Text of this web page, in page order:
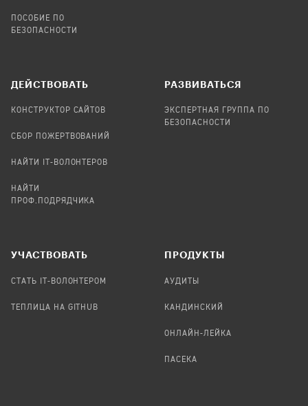
ПОСОБИЕ ПО
БЕЗОПАСНОСТИ
ДЕЙСТВОВАТЬ
КОНСТРУКТОР САЙТОВ
СБОР ПОЖЕРТВОВАНИЙ
НАЙТИ IT-ВОЛОНТЕРОВ
НАЙТИ
ПРОФ.ПОДРЯДЧИКА
РАЗВИВАТЬСЯ
ЭКСПЕРТНАЯ ГРУППА ПО
БЕЗОПАСНОСТИ
УЧАСТВОВАТЬ
СТАТЬ IT-ВОЛОНТЕРОМ
ТЕПЛИЦА НА GITHUB
ПРОДУКТЫ
АУДИТЫ
КАНДИНСКИЙ
ОНЛАЙН-ЛЕЙКА
ПАСЕКА